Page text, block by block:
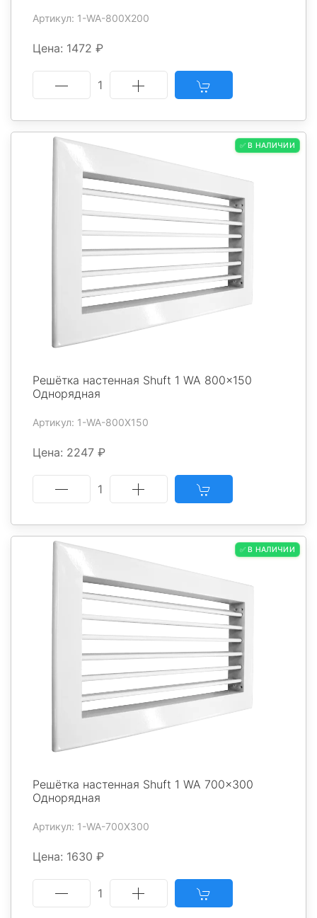
Артикул: 1-WA-800X200
Цена: 1472 ₽
1
✅ В НАЛИЧИИ
Решётка настенная Shuft 1 WA 800x150
Однорядная
Артикул: 1-WA-800X150
Цена: 2247 ₽
1
✅ В НАЛИЧИИ
Решётка настенная Shuft 1 WA 700x300
Однорядная
Артикул: 1-WA-700X300
Цена: 1630 ₽
1